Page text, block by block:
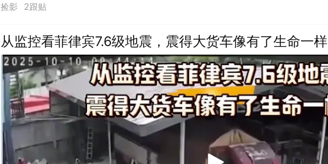
捡影 2跟贴
从监控看菲律宾7.6级地震，震得大货车像有了生命一样